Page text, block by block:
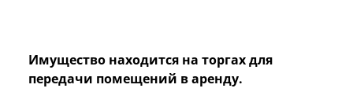
Имущество находится на торгах для
передачи помещений в аренду.